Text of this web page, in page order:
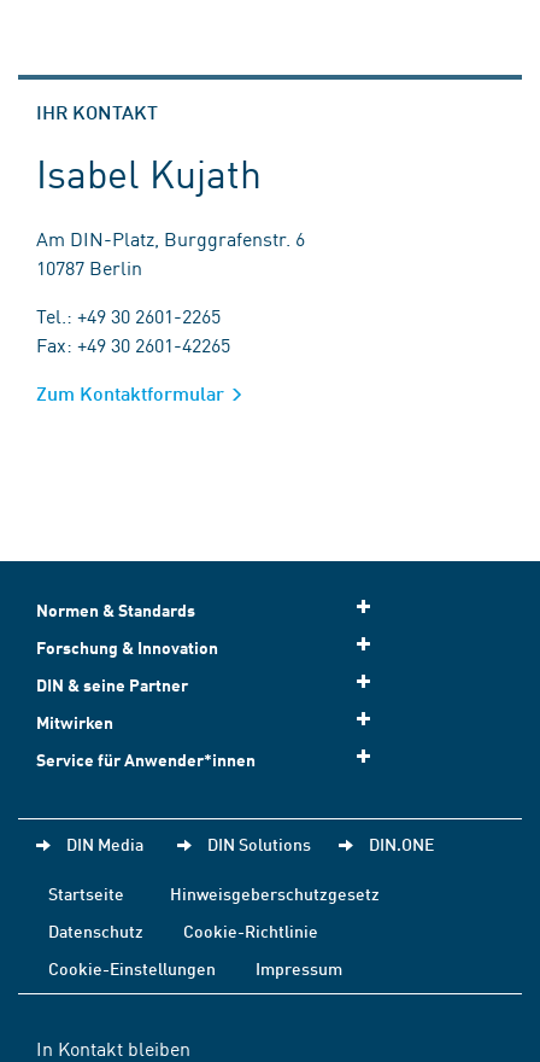
IHR KONTAKT
Isabel Kujath
Am DIN-Platz, Burggrafenstr. 6
10787 Berlin
Tel.: +49 30 2601-2265
Fax: +49 30 2601-42265
Zum Kontaktformular
Normen & Standards
Forschung & Innovation
DIN & seine Partner
Mitwirken
Service für Anwender*innen
DIN Media DIN Solutions DIN.ONE
Startseite
Hinweisgeberschutzgesetz
Datenschutz
Cookie-Richtlinie
Cookie-Einstellungen
Impressum
In Kontakt bleiben